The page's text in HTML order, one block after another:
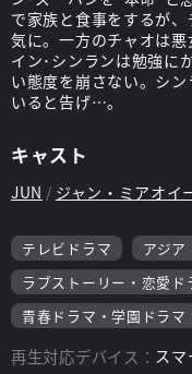
で家族と食事をするが
気に。一方のチャオは
イン･シンランは勉強に
い態度を崩さない。シ
いると告げ…。
キャスト
JUN ジャン・ミアオイ
テレビドラマ アジア
ラブストーリー・恋愛ド
青春ドラマ・学園ドラマ
再生対応デバイス： ス